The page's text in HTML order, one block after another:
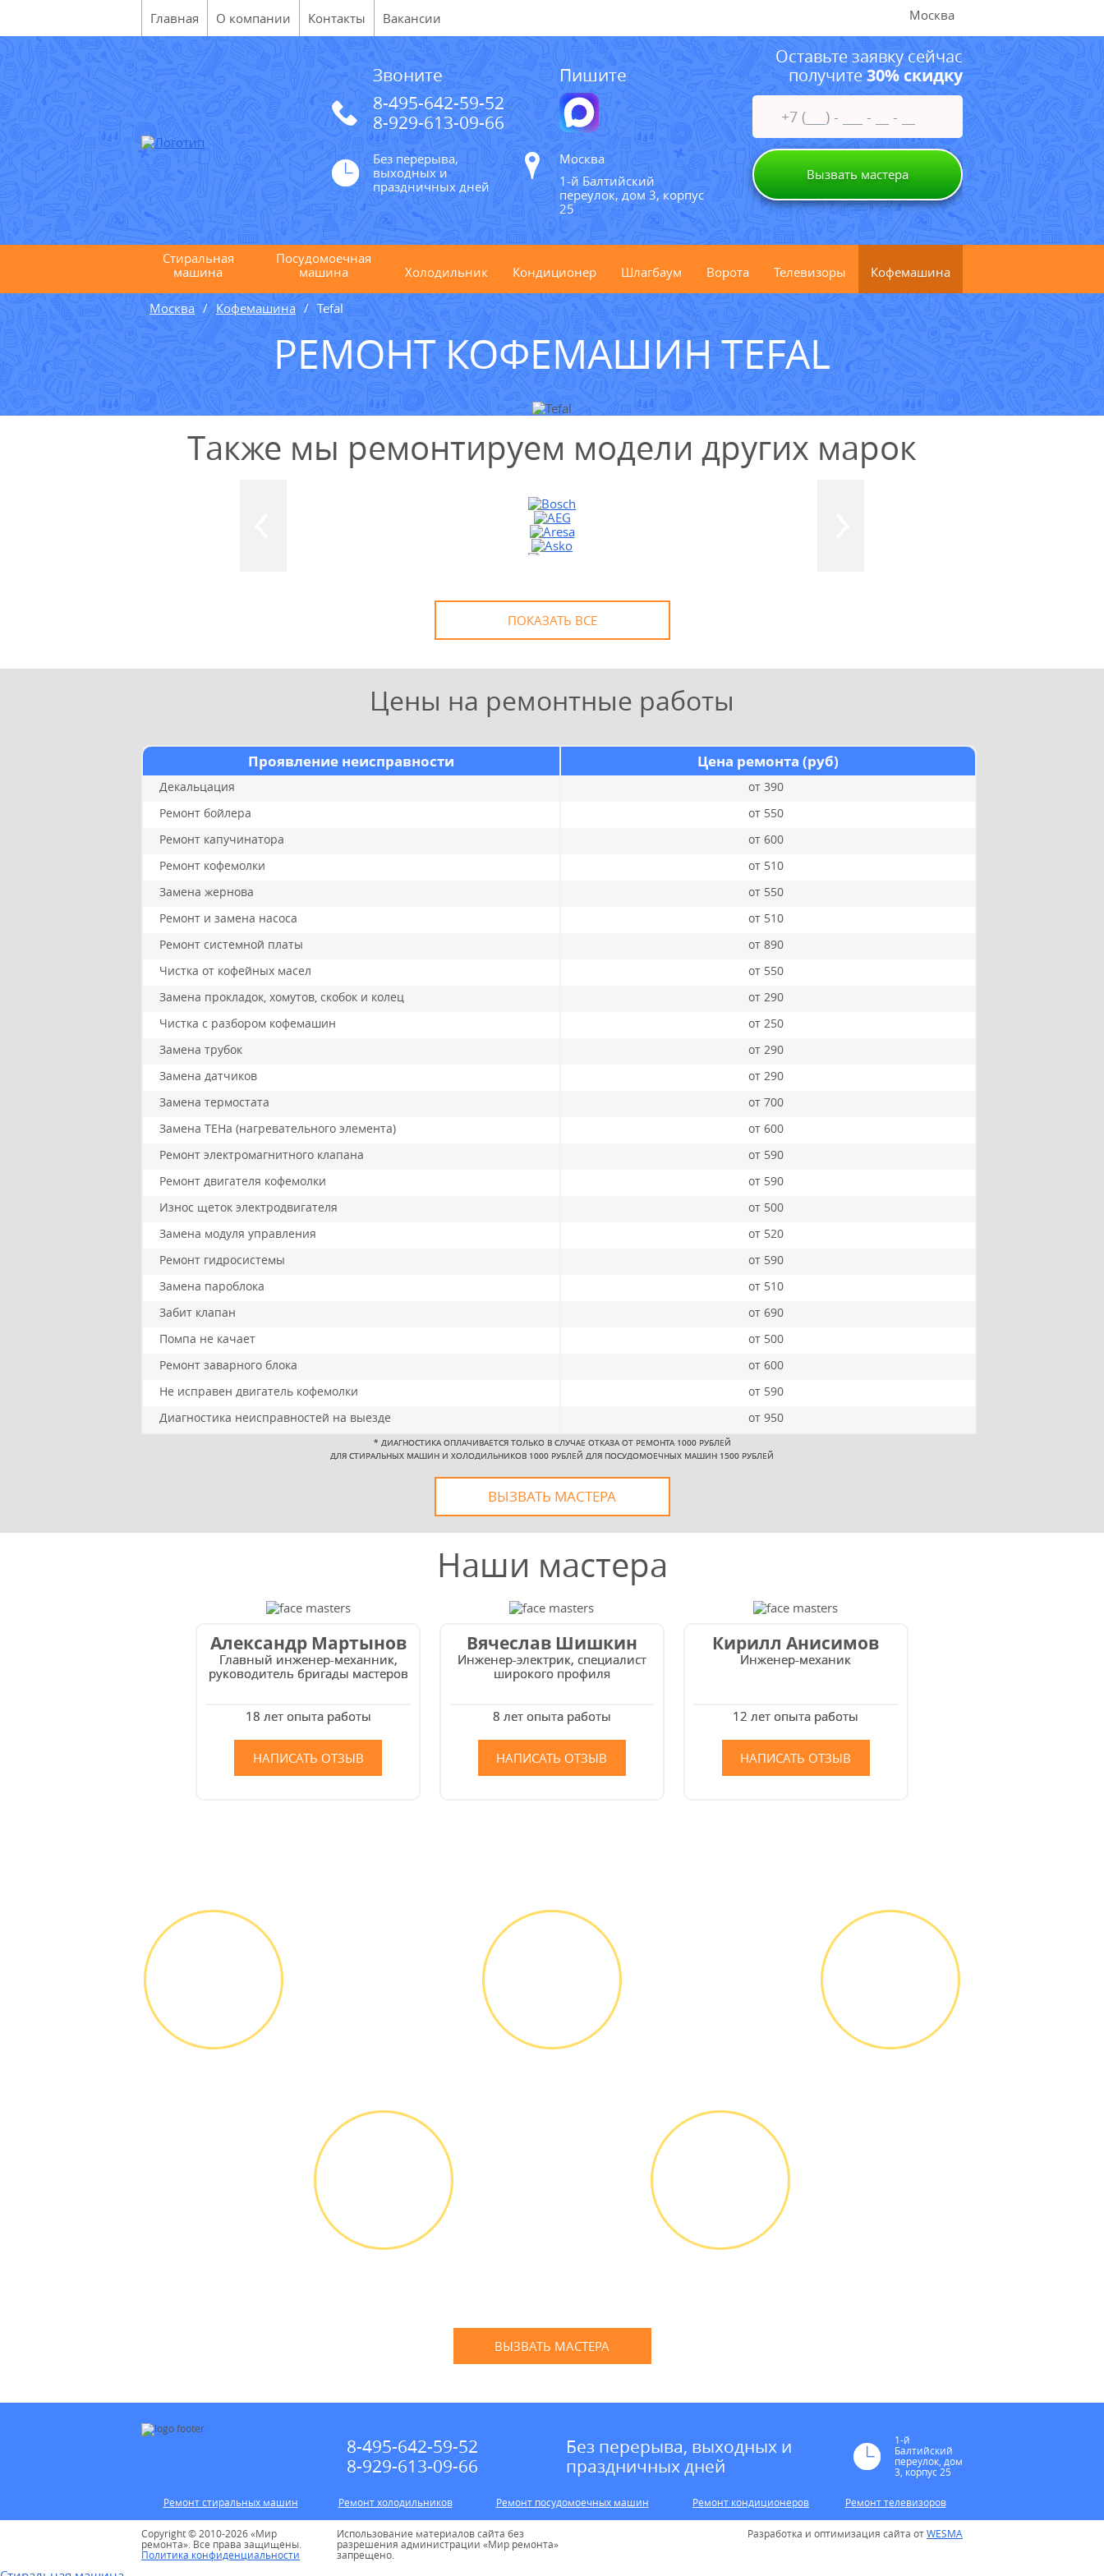
Главная О компании Контакты Вакансии Москва
Звоните
8-495-642-59-52
8-929-613-09-66
Пишите
Без перерыва,
выходных и
праздничных дней
Москва
1-й Балтийский
переулок, дом 3, корпус
25
Оставьте заявку сейчас
получите30% скидку
Вызвать мастера
Стиральная
машина
Посудомоечная
машина
Холодильник Кондиционер Шлагбаум Ворота Телевизоры Кофемашина
Москва Кофемашина Tefal
РЕМОНТ КОФЕМАШИН TEFAL
Также мы ремонтируем модели других марок
ПОКАЗАТЬ ВСЕ
Цены на ремонтные работы
Проявление неисправности Цена ремонта (руб)
Декальцация
от 390
Ремонт бойлера
от 550
Ремонт капучинатора
от 600
Ремонт кофемолки
от 510
Замена жернова
от 550
Ремонт и замена насоса
от 510
Ремонт системной платы
от 890
Чистка от кофейных масел
от 550
Замена прокладок, хомутов, скобок и колец
от 290
Чистка с разбором кофемашин
от 250
Замена трубок
от 290
Замена датчиков
от 290
Замена термостата
от 700
Замена ТЕНа (нагревательного элемента)
от 600
Ремонт электромагнитного клапана
от 590
Ремонт двигателя кофемолки
от 590
Износ щеток электродвигателя
от 500
Замена модуля управления
от 520
Ремонт гидросистемы
от 590
Замена пароблока
от 510
Забит клапан
от 690
Помпа не качает
от 500
Ремонт заварного блока
от 600
Не исправен двигатель кофемолки
от 590
Диагностика неисправностей на выезде
от 950
* ДИАГНОСТИКА ОПЛАЧИВАЕТСЯ ТОЛЬКО В СЛУЧАЕ ОТКАЗА ОТ РЕМОНТА 1000 РУБЛЕЙ
ДЛЯ СТИРАЛЬНЫХ МАШИН И ХОЛОДИЛЬНИКОВ 1000 РУБЛЕЙ ДЛЯ ПОСУДОМОЕЧНЫХ МАШИН 1500 РУБЛЕЙ
ВЫЗВАТЬ МАСТЕРА
Наши мастера
Александр Мартынов
Главный инженер-механник,
руководитель бригады мастеров
18 лет опыта работы
НАПИСАТЬ ОТЗЫВ
Вячеслав Шишкин
Инженер-электрик, специалист
широкого профиля
8 лет опыта работы
НАПИСАТЬ ОТЗЫВ
Кирилл Анисимов
Инженер-механик
12 лет опыта работы
НАПИСАТЬ ОТЗЫВ
ВЫЗВАТЬ МАСТЕРА
8-495-642-59-52
8-929-613-09-66
Без перерыва, выходных и
праздничных дней
1-й
Балтийский
переулок, дом
3, корпус 25
Ремонт стиральных машин Ремонт холодильников Ремонт посудомоечных машин Ремонт кондиционеров Ремонт телевизоров
Copyright © 2010-2026 «Мир
ремонта». Все права защищены.
Политика конфиденциальности
Использование материалов сайта без
разрешения администрации «Мир ремонта»
запрещено.
Разработка и оптимизация сайта отWESMA